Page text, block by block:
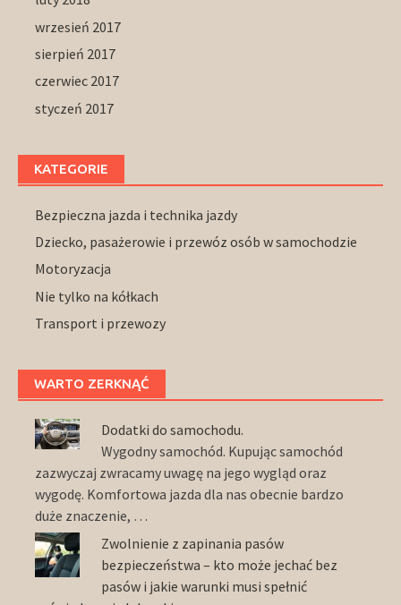
wrzesień 2017
sierpień 2017
czerwiec 2017
styczeń 2017
KATEGORIE
Bezpieczna jazda i technika jazdy
Dziecko, pasażerowie i przewóz osób w samochodzie
Motoryzacja
Nie tylko na kółkach
Transport i przewozy
WARTO ZERKNĄĆ
Dodatki do samochodu.
Wygodny samochód. Kupując samochód
zazwyczaj zwracamy uwagę na jego wygląd oraz
wygodę. Komfortowa jazda dla nas obecnie bardzo
duże znaczenie, …
Zwolnienie z zapinania pasów
bezpieczeństwa – kto może jechać bez
pasów i jakie warunki musi spełnić